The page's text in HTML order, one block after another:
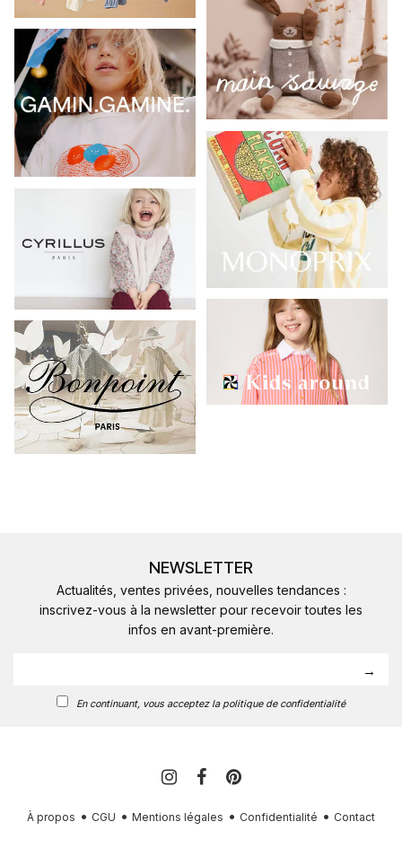
NEWSLETTER
Actualités, ventes privées, nouvelles tendances :
inscrivez-vous à la newsletter pour recevoir toutes les
infos en avant-première.
En continuant, vous acceptez la politique de confidentialité
À propos CGU Mentions légales Confidentialité Contact